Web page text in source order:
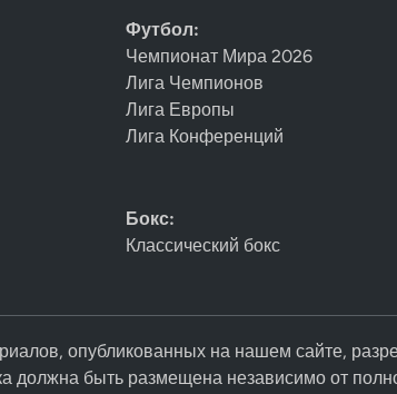
Футбол:
Чемпионат Мира 2026
Лига Чемпионов
Лига Европы
Лига Конференций
Бокс:
Классический бокс
опубликованных на нашем сайте,
должна быть размещена независимо от